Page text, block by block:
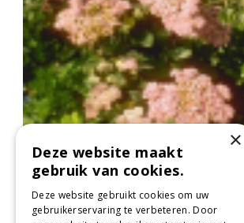
Vetkruid
Sedum 'Joyce Henderson'
×
Deze website maakt
gebruik van cookies.
Deze website gebruikt cookies om uw
gebruikerservaring te verbeteren. Door